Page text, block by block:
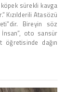
sürekli kavga
Kızılderili Atasözü
Bireyin söz
oto sansür
dağın